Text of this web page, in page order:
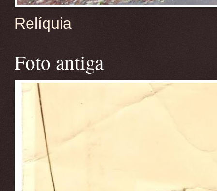
Relíquia
Foto antiga